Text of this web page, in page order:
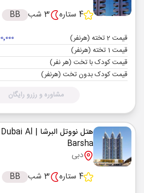
4 ستاره 3 شب BB
قیمت 2 تخته (هرنفر)
قیمت 1 تخته (هرنفر)
قیمت کودک با تخت (هر نفر)
قیمت کودک بدون تخت (هرنفر)
مشاوره و رزرو رایگان
هتل نووتل البرشا
Al
Barsha
دبی
4 ستاره
3 شب BB